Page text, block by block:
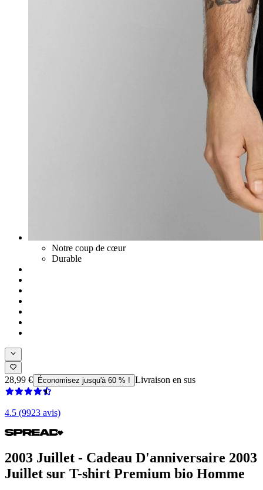
Notre coup de cœur
Durable
28,99 € Économisez jusqu'à 60 % ! Livraison en sus
4.5 (9923 avis)
2003 Juillet - Cadeau D'anniversaire 2003
Juillet sur T-shirt Premium bio Homme